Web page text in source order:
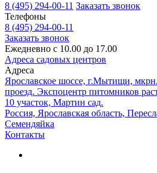
8 (495) 294-00-11 Заказать звонок
Телефоны
8 (495) 294-00-11
Заказать звонок
Ежедневно с 10.00 до 17.00
Адреса садовых центров
Адреса
Ярославское шоссе, г.Мытищи,
проезд. Экспоцентр питомников
10 участок, Мартин сад.
Россия, Ярославская область,
Семендяйка
Контакты